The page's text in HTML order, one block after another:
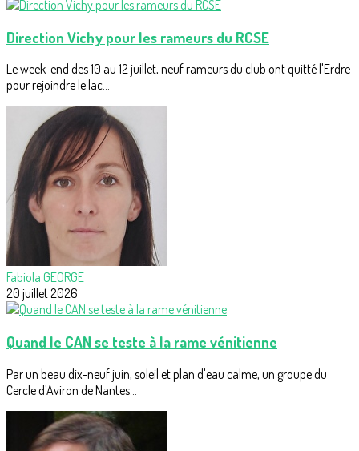
Direction Vichy pour les rameurs du RCSE
Le week-end des 10 au 12 juillet, neuf rameurs du club ont quitté l'Erdre
pour rejoindre le lac...
Fabiola GEORGE
20 juillet 2026
Quand le CAN se teste à la rame vénitienne
Par un beau dix-neuf juin, soleil et plan d'eau calme, un groupe du
Cercle d'Aviron de Nantes...